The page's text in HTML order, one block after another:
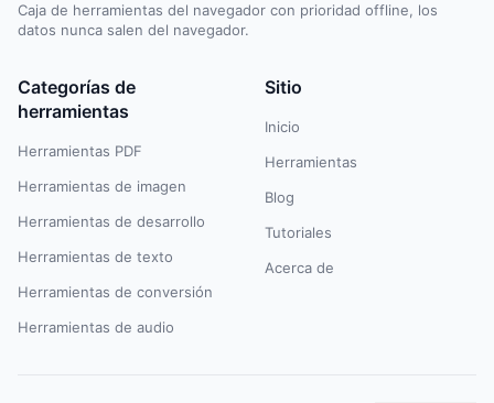
Caja de herramientas del navegador con prioridad offline, los
datos nunca salen del navegador.
Categorías de
herramientas
Herramientas PDF
Herramientas de imagen
Herramientas de desarrollo
Herramientas de texto
Herramientas de conversión
Herramientas de audio
Sitio
Inicio
Herramientas
Blog
Tutoriales
Acerca de